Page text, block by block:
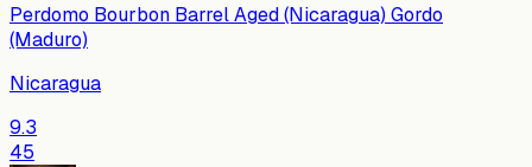
Perdomo Bourbon Barrel Aged (Nicaragua) Gordo
(Maduro)
Nicaragua
9.3
45